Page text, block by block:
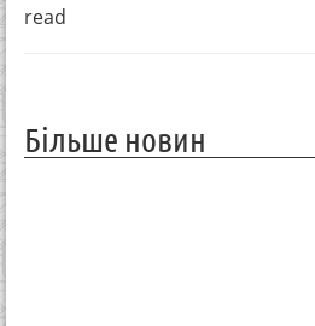
read
Більше новин